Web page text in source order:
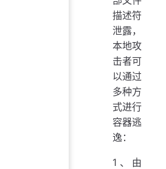
描述符
泄露，
本地攻
击者可
以通过
多种方
式进行
容器逃
逸：
1、由